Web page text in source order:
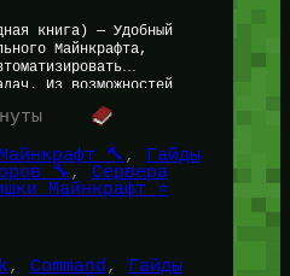
книга) — Удобный
Майнкрафта,
Из возможностей
Будет особенно
Майнкрафт
🔨 , Гайды
🔧 , Сервера
Майнкрафт ⭐
, Command ,
Гайды